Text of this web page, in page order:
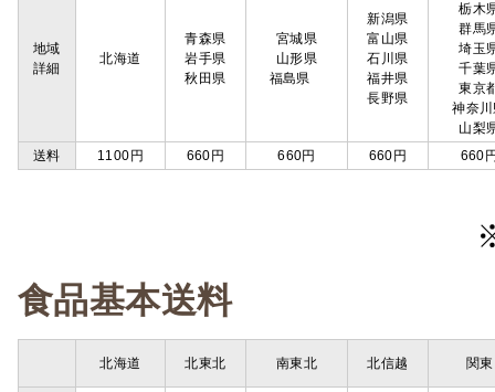
地域
詳細
北海道
青森県
岩手県
秋田県
宮城県
山形県
福島県
新潟県
富山県
石川県
福井県
長野県
栃木
群馬
埼玉
千葉
東京
神奈
山梨
送料
1100円 660円 660円 660円 660
食品基本送料
北海道 北東北 南東北 北信越 関東